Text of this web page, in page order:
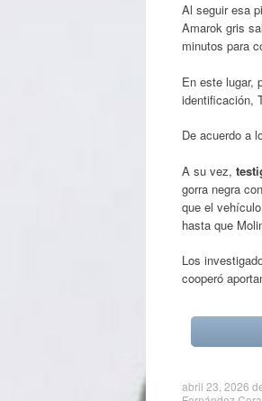
Al seguir esa
Amarok gris
minutos para
En este lugar,
identificación,
De acuerdo a
A su vez,
gorra negra
que el
hasta que
Los
cooperó
abril 23, 2026